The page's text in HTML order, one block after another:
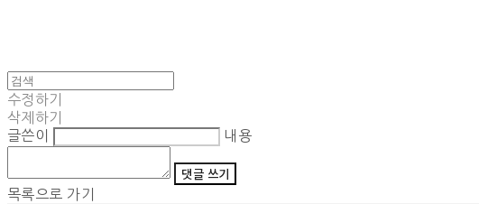
수정하기
삭제하기
글쓴이
내용
댓글 쓰기
목록으로 가기